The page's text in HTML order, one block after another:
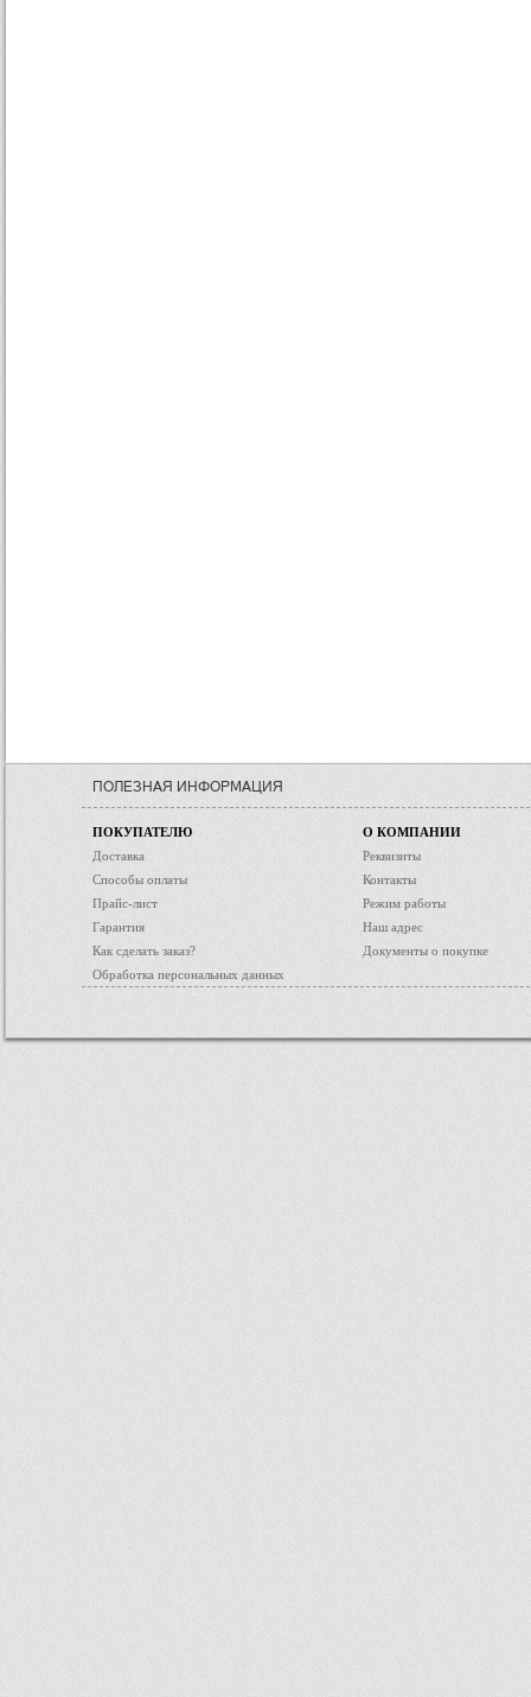
ПОЛЕЗНАЯ ИНФОРМАЦИЯ
ПОКУПАТЕЛЮ
Доставка
Способы оплаты
Прайс-лист
Гарантия
Как сделать заказ?
Обработка персональных данных
О КОМПАНИИ
Реквизиты
Контакты
Режим работы
Наш адрес
Документы о покупке